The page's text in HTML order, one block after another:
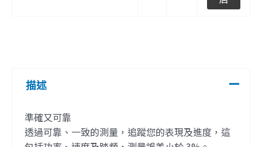
描述
準確又可靠
透過可靠、一致的測量，追蹤您的表現及進度，這